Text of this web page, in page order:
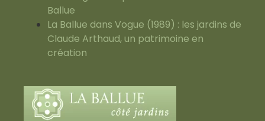
Ballue
La Ballue dans Vogue (1989) : les jardins de
Claude Arthaud, un patrimoine en
création